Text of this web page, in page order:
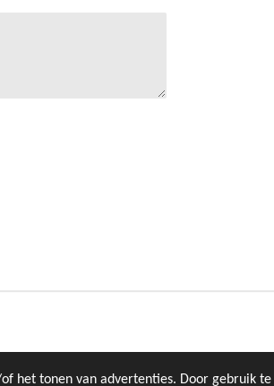
het tonen van advertenties. Door gebruik